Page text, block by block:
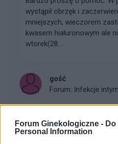
Forum Ginekologiczne -
Personal Information
wystąpił obrzęk i
mniejszych, wieczorem
kwasem hialuronowym ale
wtorek(28....
gość
Forum: Infekcje
Otarcia, podrażnienia
Hej, jestem w ostatnim dniu